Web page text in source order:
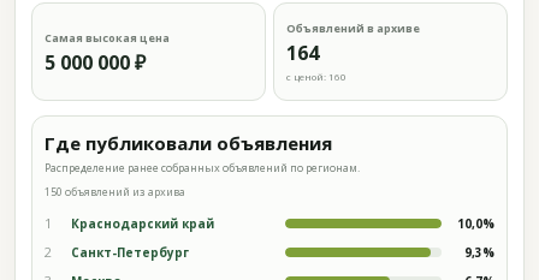
Самая высокая цена
5 000 000 ₽
Объявлений в архиве
164
с ценой: 160
Где публиковали объявления
Распределение ранее собранных объявлений по регионам.
150 объявлений из архива
1 Краснодарский край 10,0%
2 Санкт-Петербург 9,3%